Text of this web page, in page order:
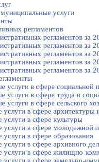
услуги
регламентов
регламентов за
регламентов за
регламентов за
регламентов за
регламентов за
услуги в сфере социальной
услуги в сфере труда и
услуги в сфере сельского
в сфере архитектуры
в сфере культуры
в сфере молодежной
в сфере образования
в сфере архивного
в сфере жилищно-